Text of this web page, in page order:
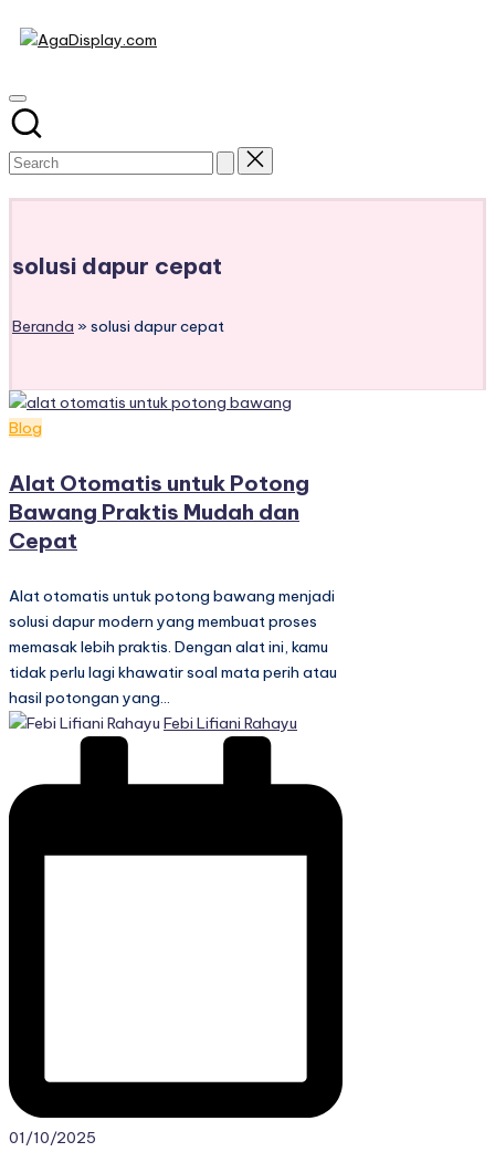
Skip
solusi dapur cepat
Beranda » solusi dapur cepat
Posted
Blog
Alat Otomatis untuk Potong
Bawang Praktis Mudah dan
Cepat
Alat otomatis untuk potong bawang menjadi
solusi dapur modern yang membuat proses
memasak lebih praktis. Dengan alat ini, kamu
tidak perlu lagi khawatir soal mata perih atau
hasil potongan yang…
Posted
Febi Lifiani Rahayu
01/10/2025